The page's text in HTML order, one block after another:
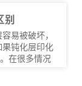
别
易被破坏，
钝化层印化
在很多情况